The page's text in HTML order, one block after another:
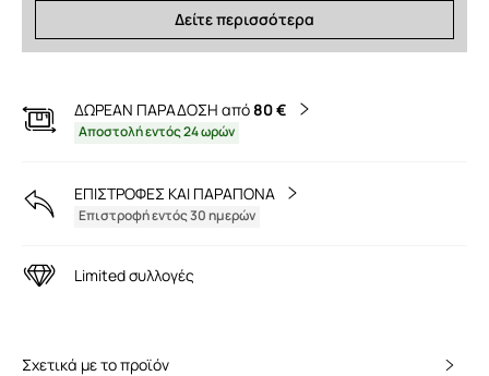
Δείτε περισσότερα
ΔΩΡΕΑΝ ΠΑΡΑΔΟΣΗ από80 €
Αποστολή εντός 24 ωρών
ΕΠΙΣΤΡΟΦΕΣ ΚΑΙ ΠΑΡΑΠΟΝΑ
Επιστροφή εντός 30 ημερών
Limited συλλογές
Σχετικά με το προϊόν